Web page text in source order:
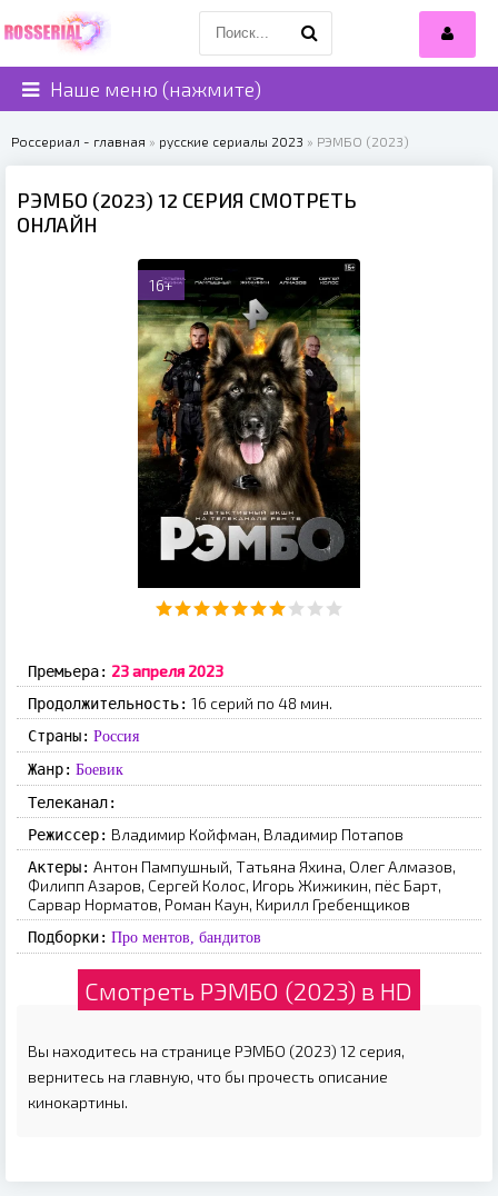
Наше меню (нажмите)
Россериал - главная » русские сериалы 2023 » РЭМБО (2023)
РЭМБО (2023) 12 СЕРИЯ СМОТРЕТЬ
ОНЛАЙН
16+
Премьера: 23 апреля 2023
Продолжительность: 16 серий по 48 мин.
Страны: Россия
Жанр: Боевик
Телеканал:
Режиссер: Владимир Койфман, Владимир Потапов
Актеры: Антон Пампушный, Татьяна Яхина, Олег Алмазов,
Филипп Азаров, Сергей Колос, Игорь Жижикин, пёс Барт,
Сарвар Норматов, Роман Каун, Кирилл Гребенщиков
Подборки: Про ментов, бандитов
Смотреть РЭМБО (2023) в HD
Вы находитесь на странице РЭМБО (2023) 12 серия,
вернитесь на главную, что бы прочесть описание
кинокартины.